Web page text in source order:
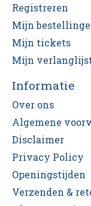
Registreren
Mijn
Mijn tickets
Mijn
Informatie
Over ons
Algemene
Disclaimer
Privacy Policy
Openingstijden
Verzenden &